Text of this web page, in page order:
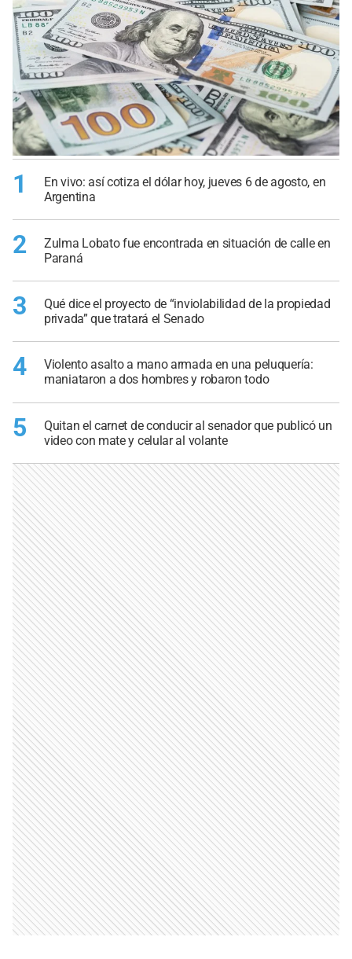
1
En vivo: así cotiza el dólar hoy, jueves 6 de agosto, en
Argentina
2
Zulma Lobato fue encontrada en situación de calle en
Paraná
3
Qué dice el proyecto de “inviolabilidad de la propiedad
privada” que tratará el Senado
4
Violento asalto a mano armada en una peluquería:
maniataron a dos hombres y robaron todo
5
Quitan el carnet de conducir al senador que publicó un
video con mate y celular al volante